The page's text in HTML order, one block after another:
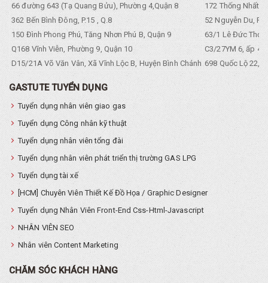
66 đường 643 (Tạ Quang Bửu), Phường 4,Quận 8
172 Thống Nhất.
362 Bến Bình Đông, P.15 , Q.8
52 Nguyễn Du,
150 Đình Phong Phú, Tăng Nhơn Phú B, Quận 9
63/1 Lê Đức Thọ,
Q168 Vĩnh Viễn, Phường 9, Quận 10
C3/27YM 6, ấp 4,
D15/21A Võ Văn Vân, Xã Vĩnh Lộc B, Huyện Bình Chánh 698 Quốc Lộ 22,
GASTUTE TUYỂN DỤNG
Tuyển dụng nhân viên giao gas
Tuyển dụng Công nhân kỹ thuật
Tuyển dụng nhân viên tổng đài
Tuyển dụng nhân viên phát triển thị trường GAS LPG
Tuyển dụng tài xế
[HCM] Chuyên Viên Thiết Kế Đồ Họa / Graphic Designer
Tuyển dụng Nhân Viên Front-End Css-Html-Javascript
NHÂN VIÊN SEO
Nhân viên Content Marketing
CHĂM SÓC KHÁCH HÀNG